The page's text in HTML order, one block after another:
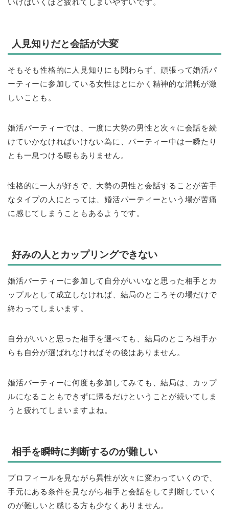
いけばいくほど疲れてしまいやすいです。
人見知りだと会話が大変
そもそも性格的に人見知りにも関わらず、頑張って婚活パ
ーティーに参加している女性はとにかく精神的な消耗が激
しいことも。
婚活パーティーでは、一度に大勢の男性と次々に会話を続
けていかなければいけない為に、パーティー中は一瞬たり
とも一息つける暇もありません。
性格的に一人が好きで、大勢の男性と会話することが苦手
なタイプの人にとっては、婚活パーティーという場が苦痛
に感じてしまうこともあるようです。
好みの人とカップリングできない
婚活パーティーに参加して自分がいいなと思った相手とカ
ップルとして成立しなければ、結局のところその場だけで
終わってしまいます。
自分がいいと思った相手を選べても、結局のところ相手か
らも自分が選ばれなければその後はありません。
婚活パーティーに何度も参加してみても、結局は、カップ
ルになることもできずに帰るだけということが続いてしま
うと疲れてしまいますよね。
相手を瞬時に判断するのが難しい
プロフィールを見ながら異性が次々に変わっていくので、
手元にある条件を見ながら相手と会話をして判断していく
のが難しいと感じる方も少なくありません。